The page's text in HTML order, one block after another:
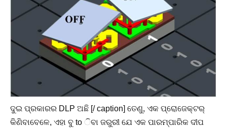
ଦୁଇ ପ୍ରକାରର DLP ଅଛି [/ caption] ତେଣୁ, ଏକ ପ୍ରୋଜେକ୍ଟର୍
କିଣିବାବେଳେ, ଏହା ବୁ to ିବା ଜରୁରୀ ଯେ ଏକ ପାରମ୍ପାରିକ ଦୀପ